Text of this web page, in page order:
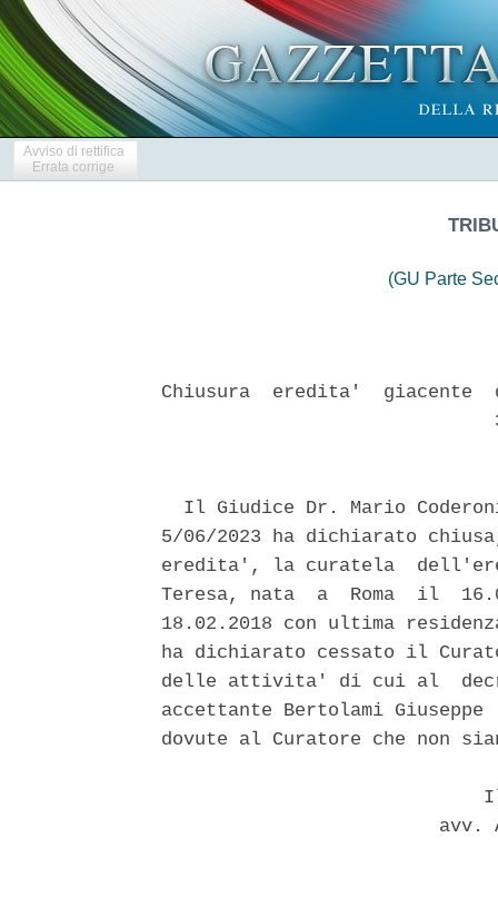
Avviso di rettifica
Errata corrige
(GU Parte
Chiusura  eredita'  giacente
Il Giudice Dr. Mario
5/06/2023 ha dichiarato
eredita', la curatela
Teresa, nata  a  Roma  il
18.02.2018 con ultima
ha dichiarato cessato il
delle attivita' di cui al
accettante Bertolami
dovute al Curatore che non